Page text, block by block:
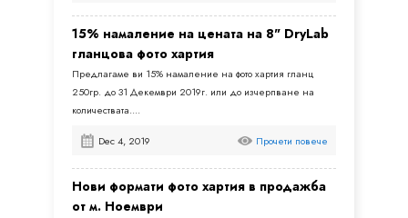
15% намаление на цената на 8" DryLab
гланцова фото хартия
Предлагаме ви 15% намаление на фото хартия гланц
250гр. до 31 Декември 2019г. или до изчерпване на
количествата....
Dec 4, 2019 Прочети повече
Нови формати фото хартия в продажба
от м. Ноември